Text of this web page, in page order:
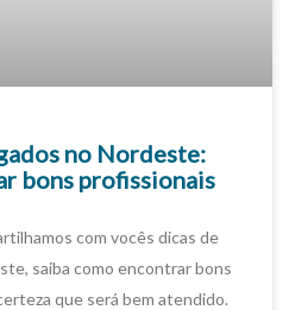
no Nordeste:
bons profissionais
com vocês dicas de
saiba como encontrar bons
que será bem atendido.